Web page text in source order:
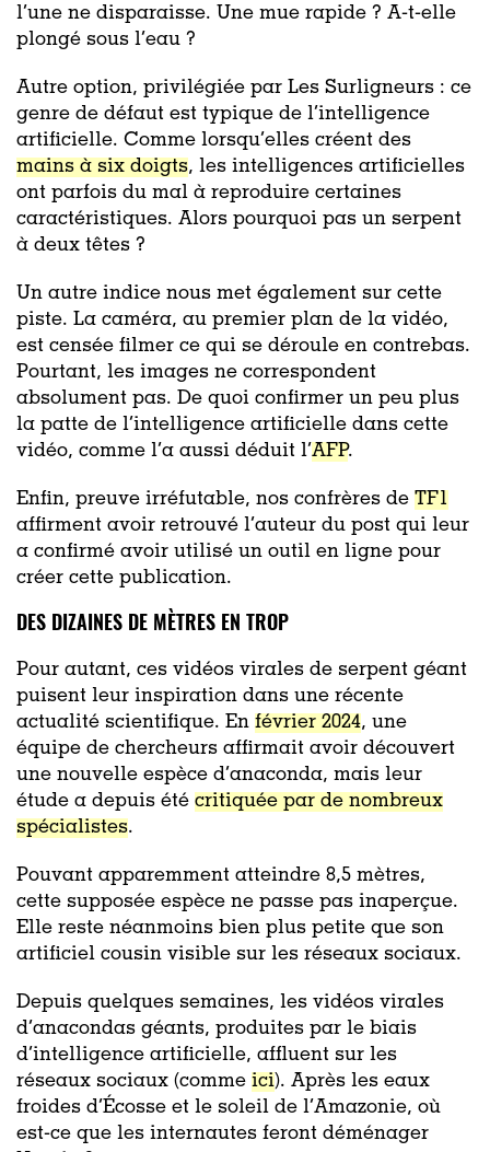
l’une ne disparaisse. Une mue rapide ? A-t-elle
plongé sous l’eau ?
Autre option, privilégiée par Les Surligneurs : ce
genre de défaut est typique de l’intelligence
artificielle. Comme lorsqu’elles créent des
mains à six doigts, les intelligences artificielles
ont parfois du mal à reproduire certaines
caractéristiques. Alors pourquoi pas un serpent
à deux têtes ?
Un autre indice nous met également sur cette
piste. La caméra, au premier plan de la vidéo,
est censée filmer ce qui se déroule en contrebas.
Pourtant, les images ne correspondent
absolument pas. De quoi confirmer un peu plus
la patte de l’intelligence artificielle dans cette
vidéo, comme l’a aussi déduit l’AFP.
Enfin, preuve irréfutable, nos confrères de TF1
affirment avoir retrouvé l’auteur du post qui leur
a confirmé avoir utilisé un outil en ligne pour
créer cette publication.
DES DIZAINES DE MÈTRES EN TROP
Pour autant, ces vidéos virales de serpent géant
puisent leur inspiration dans une récente
actualité scientifique. En février 2024, une
équipe de chercheurs affirmait avoir découvert
une nouvelle espèce d’anaconda, mais leur
étude a depuis été critiquée par de nombreux
spécialistes.
Pouvant apparemment atteindre 8,5 mètres,
cette supposée espèce ne passe pas inaperçue.
Elle reste néanmoins bien plus petite que son
artificiel cousin visible sur les réseaux sociaux.
Depuis quelques semaines, les vidéos virales
d’anacondas géants, produites par le biais
d’intelligence artificielle, affluent sur les
réseaux sociaux (comme ici). Après les eaux
froides d’Écosse et le soleil de l’Amazonie, où
est-ce que les internautes feront déménager